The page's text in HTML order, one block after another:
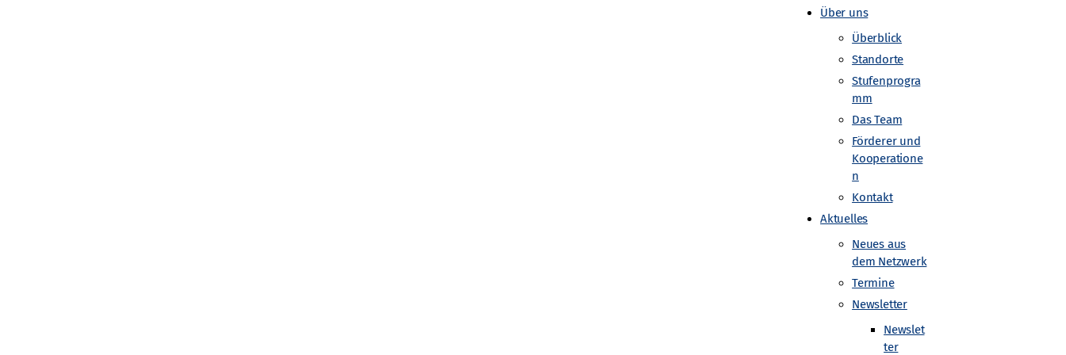
Über uns
Überblick
Standorte
Stufenprogra
mm
Das Team
Förderer und
Kooperatione
n
Kontakt
Aktuelles
Neues aus
dem Netzwerk
Termine
Newsletter
Newslet
ter
Urknall-Anekdoten: Die Tourmanagerin erzählt